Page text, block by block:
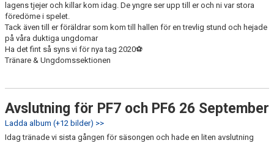
lagens tjejer och killar kom idag. De yngre ser upp till er och ni var stora
föredöme i spelet.
Tack även till er föräldrar som kom till hallen för en trevlig stund och hejade
på våra duktiga ungdomar
Ha det fint så syns vi för nya tag 2020⚽️
Tränare & Ungdomssektionen
Avslutning för PF7 och PF6 26 September
Ladda album (+12 bilder) >>
Idag tränade vi sista gången för säsongen och hade en liten avslutning